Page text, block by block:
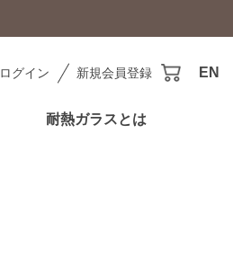
ログイン 新規会員登録 EN
耐熱ガラスとは